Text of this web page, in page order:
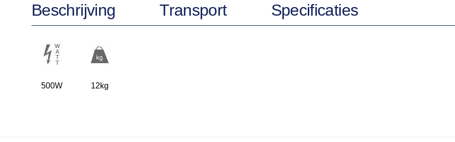
Beschrijving Transport Specificaties
500W 12kg